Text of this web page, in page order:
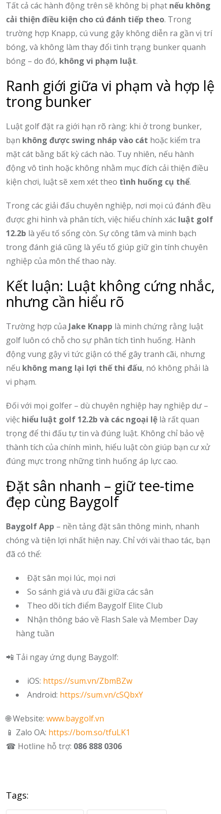
Tất cả các hành động trên sẽ không bị phạt nếu không
cải thiện điều kiện cho cú đánh tiếp theo. Trong
trường hợp Knapp, cú vung gậy không diễn ra gần vị trí
bóng, và không làm thay đổi tình trạng bunker quanh
bóng – do đó, không vi phạm luật.
Ranh giới giữa vi phạm và hợp lệ
trong bunker
Luật golf đặt ra giới hạn rõ ràng: khi ở trong bunker,
bạn không được swing nháp vào cát hoặc kiểm tra
mặt cát bằng bất kỳ cách nào. Tuy nhiên, nếu hành
động vô tình hoặc không nhằm mục đích cải thiện điều
kiện chơi, luật sẽ xem xét theo tình huống cụ thể.
Trong các giải đấu chuyên nghiệp, nơi mọi cú đánh đều
được ghi hình và phân tích, việc hiểu chính xác luật golf
12.2b là yếu tố sống còn. Sự công tâm và minh bạch
trong đánh giá cũng là yếu tố giúp giữ gìn tính chuyên
nghiệp của môn thể thao này.
Kết luận: Luật không cứng nhắc,
nhưng cần hiểu rõ
Trường hợp của Jake Knapp là minh chứng rằng luật
golf luôn có chỗ cho sự phân tích tình huống. Hành
động vung gậy vì tức giận có thể gây tranh cãi, nhưng
nếu không mang lại lợi thế thi đấu, nó không phải là
vi phạm.
Đối với mọi golfer – dù chuyên nghiệp hay nghiệp dư –
việc hiểu luật golf 12.2b và các ngoại lệ là rất quan
trọng để thi đấu tự tin và đúng luật. Không chỉ bảo vệ
thành tích của chính mình, hiểu luật còn giúp bạn cư xử
đúng mực trong những tình huống áp lực cao.
Đặt sân nhanh – giữ tee-time
đẹp cùng Baygolf
Baygolf App – nền tảng đặt sân thông minh, nhanh
chóng và tiện lợi nhất hiện nay. Chỉ với vài thao tác, bạn
đã có thể:
Đặt sân mọi lúc, mọi nơi
So sánh giá và ưu đãi giữa các sân
Theo dõi tích điểm Baygolf Elite Club
Nhận thông báo về Flash Sale và Member Day
hàng tuần
📲 Tải ngay ứng dụng Baygolf:
iOS: https://sum.vn/ZbmBZw
Android: https://sum.vn/cSQbxY
🌐 Website: www.baygolf.vn
📱 Zalo OA: https://bom.so/tfuLK1
☎ Hotline hỗ trợ: 086 888 0306
Tags: